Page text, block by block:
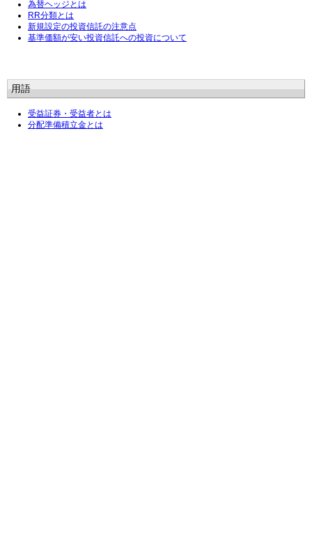
為替ヘッジとは
RR分類とは
新規設定の投資信託の注意点
基準価額が安い投資信託への投資について
用語
受益証券・受益者とは
分配準備積立金とは